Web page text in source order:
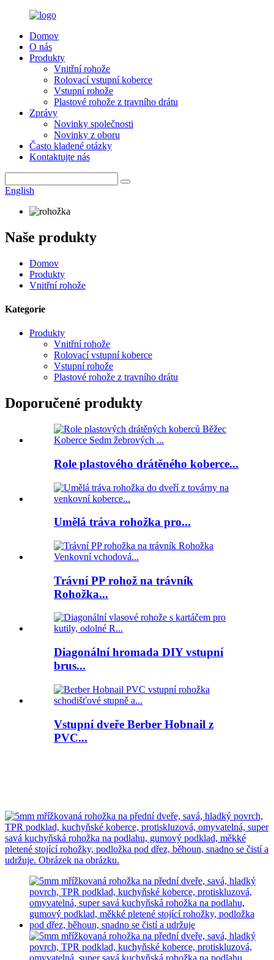
Domov
O nás
Produkty
Vnitřní rohože
Rolovací vstupní koberce
Vstupní rohože
Plastové rohože z travního drátu
Zprávy
Novinky společnosti
Novinky z oboru
Často kladené otázky
Kontaktujte nás
English
Naše produkty
Domov
Produkty
Vnitřní rohože
Kategorie
Produkty
Vnitřní rohože
Rolovací vstupní koberce
Vstupní rohože
Plastové rohože z travního drátu
Doporučené produkty
Role plastového drátěného koberce...
Umělá tráva rohožka pro...
Trávní PP rohož na trávník
Rohožka...
Diagonální hromada DIY vstupní
brus...
Vstupní dveře Berber Hobnail z
PVC...